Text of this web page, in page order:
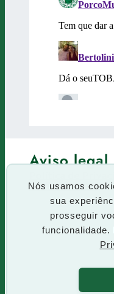
Nós usamos
sua
prosseguir
funcionalidade.
Aviso legal
Termos de uso